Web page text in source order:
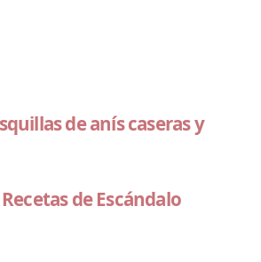
de anís caseras y
de Escándalo